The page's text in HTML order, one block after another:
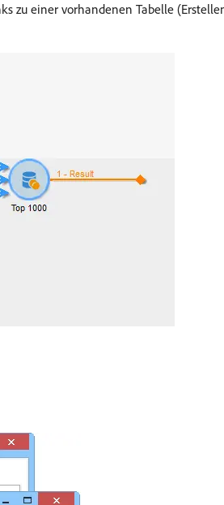
einer vorhandenen Tabelle